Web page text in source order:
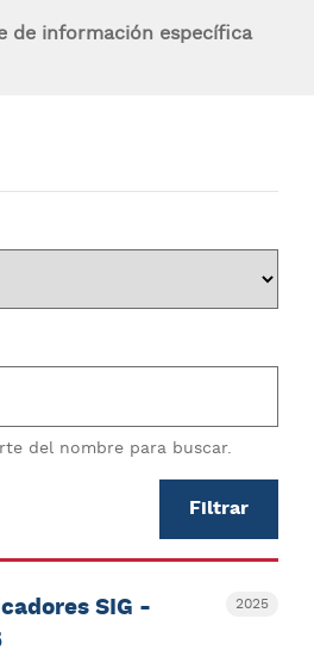
de información específica
del nombre para buscar.
2025
SIG -